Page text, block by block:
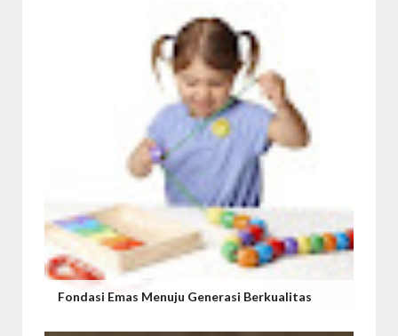
Fondasi Emas Menuju Generasi Berkualitas